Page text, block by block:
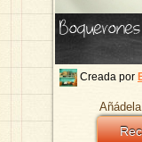
Creada por